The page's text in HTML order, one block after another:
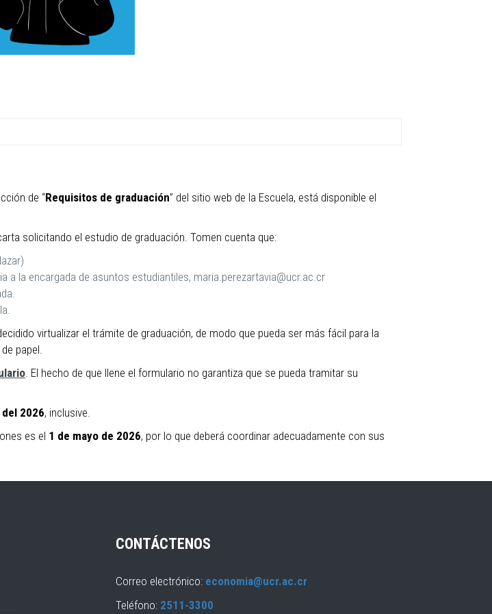
de “Requisitos de graduación” del sitio web de la Escuela, está disponible el
solicitando el estudio de graduación. Tomen cuenta que:
la encargada de asuntos estudiantiles, maria.perezartavia@ucr.ac.cr
virtualizar el trámite de graduación, de modo que pueda ser más fácil para la
papel.
. El hecho de que llene el formulario no garantiza que se pueda tramitar su
2026, inclusive.
es el 1 de mayo de 2026, por lo que deberá coordinar adecuadamente con sus
CONTÁCTENOS
Correo electrónico: economia@ucr.ac.cr
Teléfono: 2511-3300